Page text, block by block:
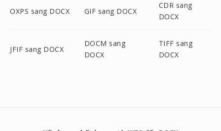
OXPS sang DOCX GIF sang DOCX
CDR sang
DOCX
JFIF sang DOCX
DOCM sang
DOCX
TIFF sang
DOCX